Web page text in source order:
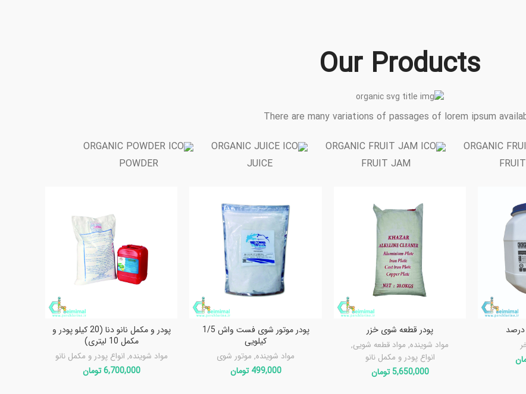
Our Products
There are many variations of passages of lorem ipsum
FRUIT JAM
JUICE
POWDER
پودر قطعه شوی خزر
مواد شوینده, مواد قطعه شویی,
انواع پودر و مکمل نانو
5,650,000 تومان
پودر موتور شوی فست واش 1/5
کیلویی
مواد شوینده, موتور شوی
499,000 تومان
پودر و مکمل نانو دنا (20 کیلو پودر و
مکمل 10 لیتری)
مواد شوینده, انواع پودر و مکمل نانو
6,700,000تومان